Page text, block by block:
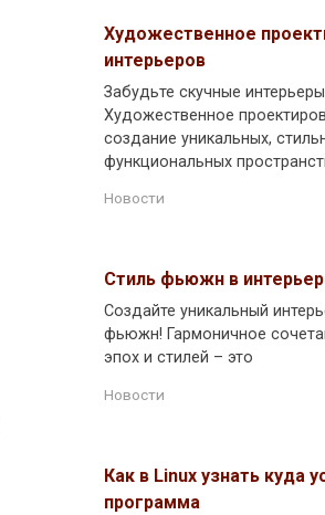
Художественное
интерьеров
Забудьте скучные
Художественное
создание уникальных,
функциональных
Новости
Стиль фьюжн в
Создайте уникальный
фьюжн! Гармоничное
эпох и стилей – это
Новости
Как в Linux узнать куда
программа